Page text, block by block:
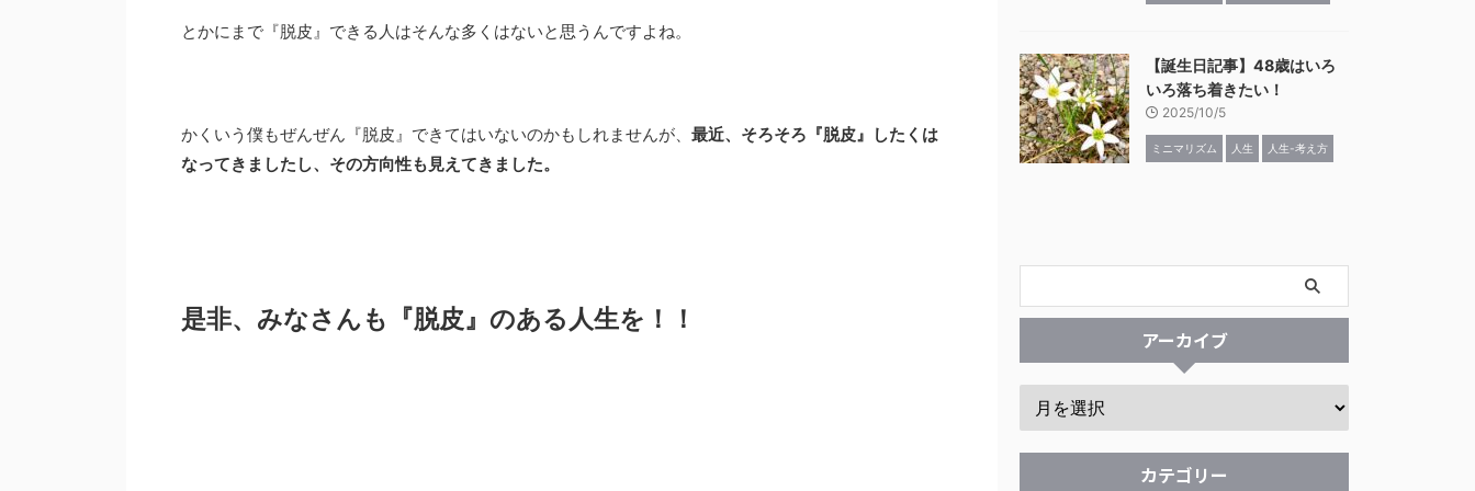
とかにまで『脱皮』できる人はそんな多くはないと思うんですよね。
かくいう僕もぜんぜん『脱皮』できてはいないのかもしれませんが、 最近、そろそろ『脱皮』したくは
なってきましたし、その方向性も見えてきました。
是非、みなさんも『脱皮』のある人生を！！
【誕生日記事】48歳はいろ
いろ落ち着きたい！
2025/10/5
ミニマリズム 人生 人生-考え方
アーカイブ
カテゴリー